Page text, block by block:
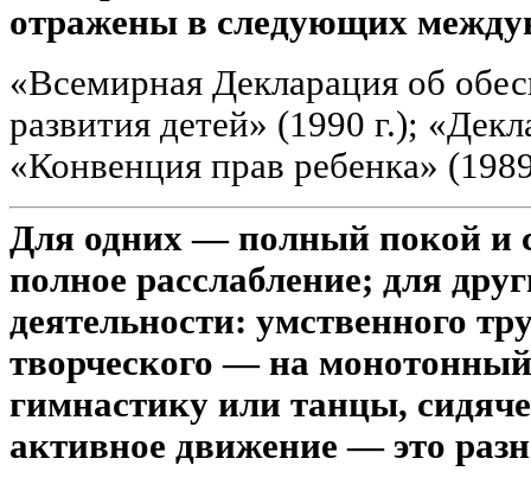
отражены в следующих
«Всемирная Декларация об
развития детей» (1990 г.);
«Конвенция прав ребенка»
Для одних — полный покой и
полное расслабление; для
деятельности: умственного
творческого — на
гимнастику или танцы,
активное движение — это